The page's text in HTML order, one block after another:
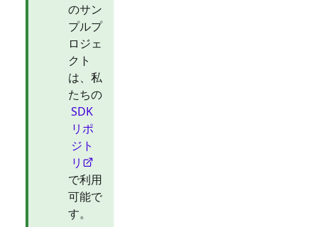
のサン
プルプ
ロジェ
クト
は、私
たちの
SDK
リポ
ジト
リ
で利用
可能で
す。